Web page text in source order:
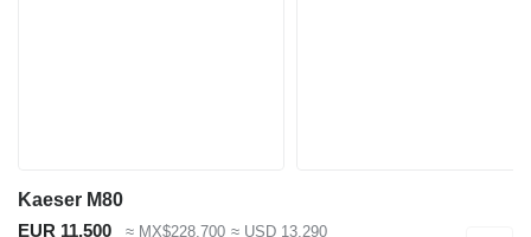
Kaeser M80
EUR 11,500
≈ MX$228,700 ≈ USD 13,290